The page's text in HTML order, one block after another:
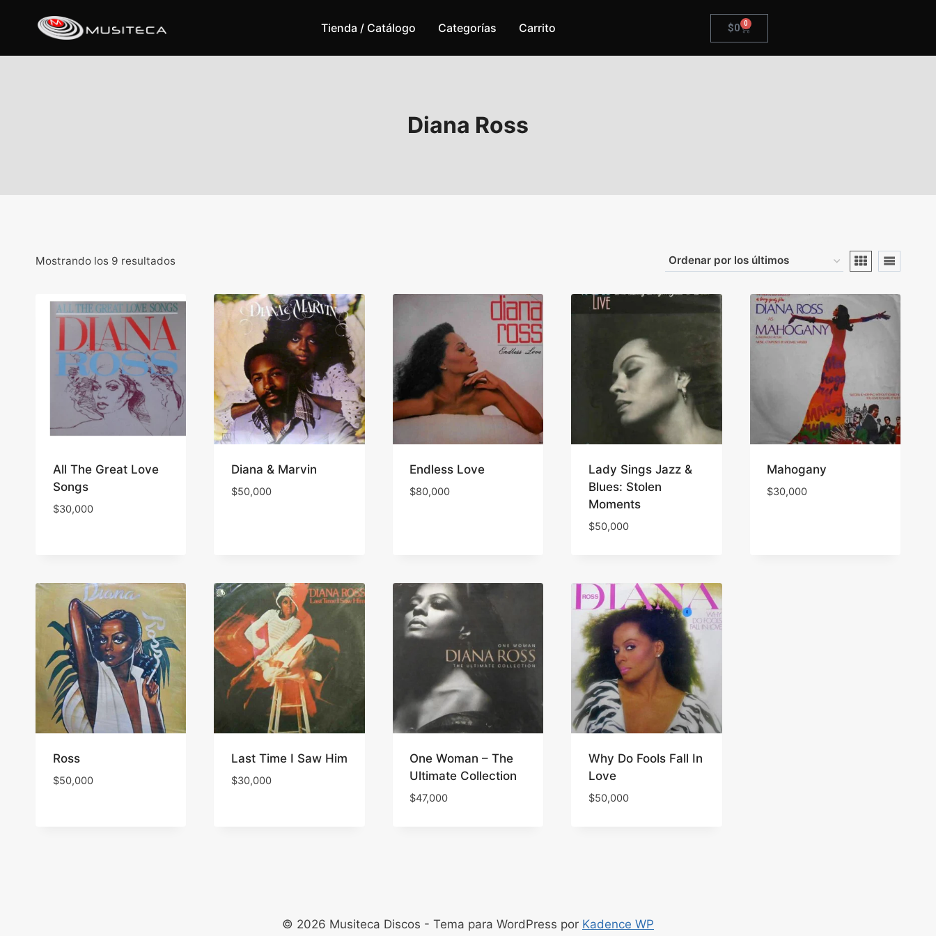
Tienda / Catálogo Categorías Carrito $0 0
Diana Ross
Mostrando los 9 resultados
All The Great Love
Songs
$30,000
Diana & Marvin
$50,000
Endless Love
$80,000
Lady Sings Jazz &
Blues: Stolen
Moments
$50,000
Mahogany
$30,000
Ross
$50,000
Last Time I Saw Him
$30,000
One Woman – The
Ultimate Collection
$47,000
Why Do Fools Fall In
Love
$50,000
© 2026 Musiteca Discos - Tema para WordPress por Kadence WP